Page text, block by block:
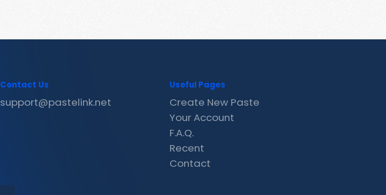
Contact Us
support@pastelink.net
Useful Pages
Create New Paste
Your Account
F.A.Q.
Recent
Contact